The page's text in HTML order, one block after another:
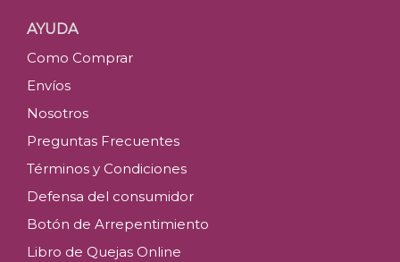
AYUDA
Como Comprar
Envíos
Nosotros
Preguntas Frecuentes
Términos y Condiciones
Defensa del consumidor
Botón de Arrepentimiento
Libro de Quejas Online